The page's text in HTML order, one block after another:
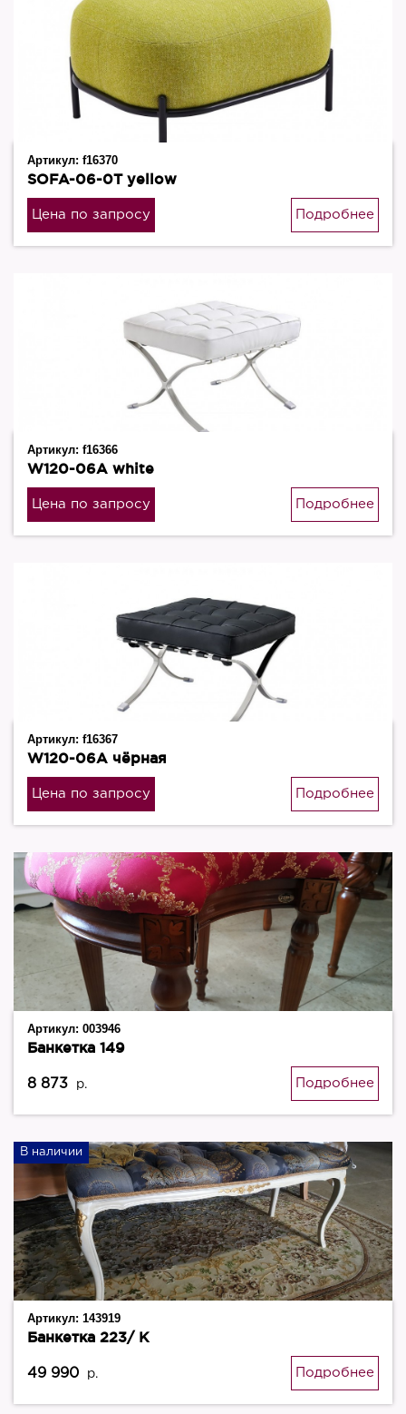
Артикул: f16370
SOFA-06-0T yellow
Цена по запросу Подробнее
Артикул: f16366
W120-06A white
Цена по запросу Подробнее
Артикул: f16367
W120-06A чёрная
Цена по запросу Подробнее
Артикул: 003946
Банкетка 149
8 873 р. Подробнее
В наличии
Артикул: 143919
Банкетка 223/ К
49 990 р. Подробнее